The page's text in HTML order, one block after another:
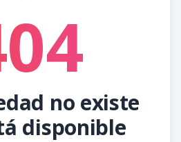
no existe
disponible